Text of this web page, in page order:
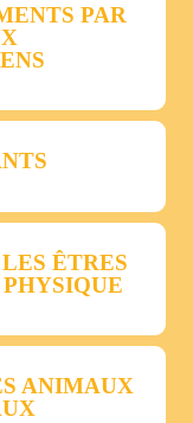
PAR
ÊTRES
ANIMAUX